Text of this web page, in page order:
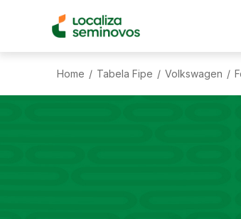
Home / Tabela Fipe / Volkswagen /